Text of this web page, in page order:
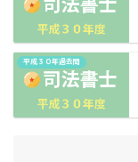
平成３０年過去問